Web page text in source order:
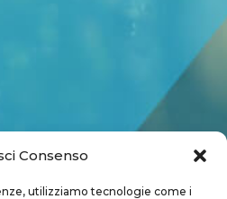
Consenso
utilizziamo tecnologie come i